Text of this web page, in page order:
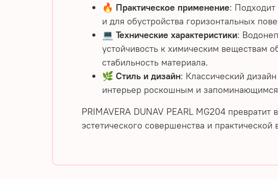
🔥 Практическое применение: Подходит
и для обустройства горизонтальных
💻Технические характеристики:
устойчивость к химическим веществам
стабильность материала.
🌿Стиль и дизайн: Классический
интерьер роскошным и
PRIMAVERA DUNAV PEARL MG204
эстетического совершенства и практической